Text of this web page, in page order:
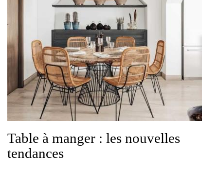
Table à manger : les nouvelles
tendances